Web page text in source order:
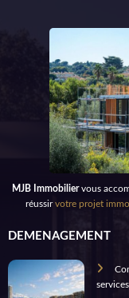
MJB Immobiliervous
réussirvotre projet
DEMENAGEMENT